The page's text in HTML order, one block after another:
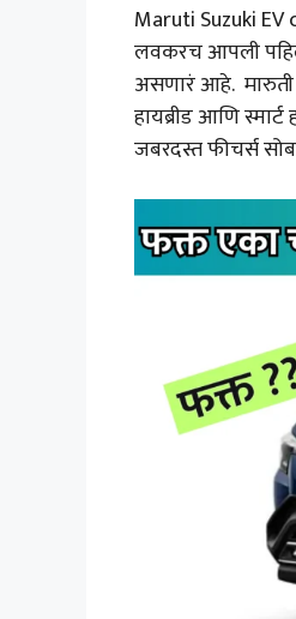
Maruti Suzuki EV
लवकरच आपली
असणारं आहे. मारुती
हायब्रीड आणि
जबरदस्त फीचर्स